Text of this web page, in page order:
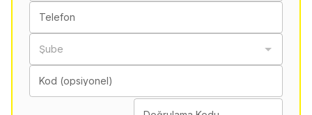
Telefon
Şube
Kod (opsiyonel)